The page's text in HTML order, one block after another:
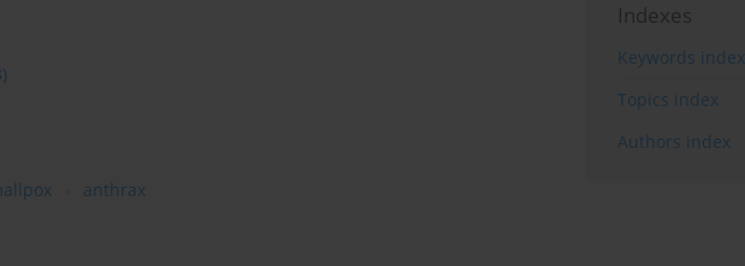
anthrax
Indexes
Keywords index
Topics index
Authors index